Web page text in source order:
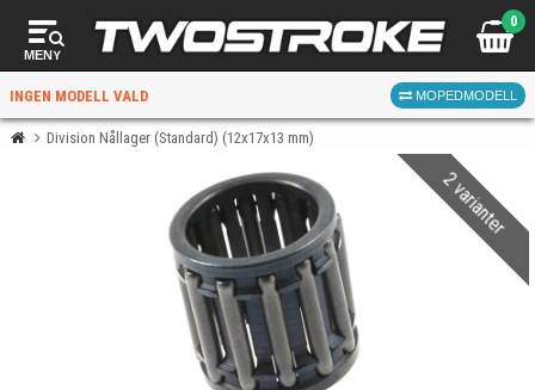
MENY
0
INGEN MODELL VALD MOPEDMODELL
VÄLJ MOPEDFÖR RÄTT DELAR
Division Nållager (Standard) (12x17x13 mm)
2 varianter